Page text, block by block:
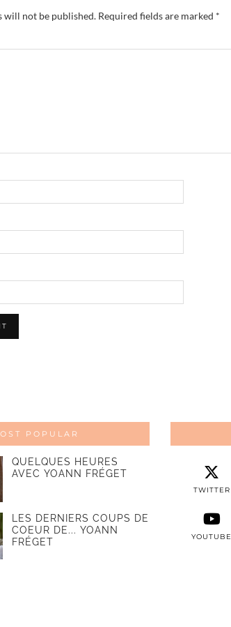
will not be published. Required fields are marked *
POPULAR
QUELQUES HEURES
AVEC YOANN FRÉGET
LES DERNIERS COUPS DE
COEUR DE... YOANN
FRÉGET
TWITTER
YOUTUBE